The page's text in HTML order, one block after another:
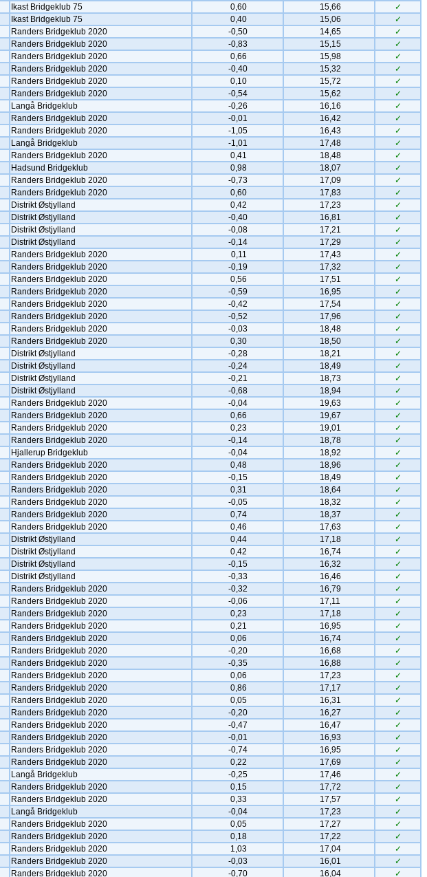
Ikast Bridgeklub 75 0,60 15,66
✓
Ikast Bridgeklub 75 0,40 15,06
✓
Randers Bridgeklub 2020 -0,50 14,65
✓
Randers Bridgeklub 2020 -0,83 15,15
✓
Randers Bridgeklub 2020 0,66 15,98
✓
Randers Bridgeklub 2020 -0,40 15,32
✓
Randers Bridgeklub 2020 0,10 15,72
✓
Randers Bridgeklub 2020 -0,54 15,62
✓
Langå Bridgeklub -0,26 16,16
✓
Randers Bridgeklub 2020 -0,01 16,42
✓
Randers Bridgeklub 2020 -1,05 16,43
✓
Langå Bridgeklub -1,01 17,48
✓
Randers Bridgeklub 2020 0,41 18,48
✓
Hadsund Bridgeklub 0,98 18,07
✓
Randers Bridgeklub 2020 -0,73 17,09
✓
Randers Bridgeklub 2020 0,60 17,83
✓
Distrikt Østjylland 0,42 17,23
✓
Distrikt Østjylland -0,40 16,81
✓
Distrikt Østjylland -0,08 17,21
✓
Distrikt Østjylland -0,14 17,29
✓
Randers Bridgeklub 2020 0,11 17,43
✓
Randers Bridgeklub 2020 -0,19 17,32
✓
Randers Bridgeklub 2020 0,56 17,51
✓
Randers Bridgeklub 2020 -0,59 16,95
✓
Randers Bridgeklub 2020 -0,42 17,54
✓
Randers Bridgeklub 2020 -0,52 17,96
✓
Randers Bridgeklub 2020 -0,03 18,48
✓
Randers Bridgeklub 2020 0,30 18,50
✓
Distrikt Østjylland -0,28 18,21
✓
Distrikt Østjylland -0,24 18,49
✓
Distrikt Østjylland -0,21 18,73
✓
Distrikt Østjylland -0,68 18,94
✓
Randers Bridgeklub 2020 -0,04 19,63
✓
Randers Bridgeklub 2020 0,66 19,67
✓
Randers Bridgeklub 2020 0,23 19,01
✓
Randers Bridgeklub 2020 -0,14 18,78
✓
Hjallerup Bridgeklub -0,04 18,92
✓
Randers Bridgeklub 2020 0,48 18,96
✓
Randers Bridgeklub 2020 -0,15 18,49
✓
Randers Bridgeklub 2020 0,31 18,64
✓
Randers Bridgeklub 2020 -0,05 18,32
✓
Randers Bridgeklub 2020 0,74 18,37
✓
Randers Bridgeklub 2020 0,46 17,63
✓
Distrikt Østjylland 0,44 17,18
✓
Distrikt Østjylland 0,42 16,74
✓
Distrikt Østjylland -0,15 16,32
✓
Distrikt Østjylland -0,33 16,46
✓
Randers Bridgeklub 2020 -0,32 16,79
✓
Randers Bridgeklub 2020 -0,06 17,11
✓
Randers Bridgeklub 2020 0,23 17,18
✓
Randers Bridgeklub 2020 0,21 16,95
✓
Randers Bridgeklub 2020 0,06 16,74
✓
Randers Bridgeklub 2020 -0,20 16,68
✓
Randers Bridgeklub 2020 -0,35 16,88
✓
Randers Bridgeklub 2020 0,06 17,23
✓
Randers Bridgeklub 2020 0,86 17,17
✓
Randers Bridgeklub 2020 0,05 16,31
✓
Randers Bridgeklub 2020 -0,20 16,27
✓
Randers Bridgeklub 2020 -0,47 16,47
✓
Randers Bridgeklub 2020 -0,01 16,93
✓
Randers Bridgeklub 2020 -0,74 16,95
✓
Randers Bridgeklub 2020 0,22 17,69
✓
Langå Bridgeklub -0,25 17,46
✓
Randers Bridgeklub 2020 0,15 17,72
✓
Randers Bridgeklub 2020 0,33 17,57
✓
Langå Bridgeklub -0,04 17,23
✓
Randers Bridgeklub 2020 0,05 17,27
✓
Randers Bridgeklub 2020 0,18 17,22
✓
Randers Bridgeklub 2020 1,03 17,04
✓
Randers Bridgeklub 2020 -0,03 16,01
✓
Randers Bridgeklub 2020 -0,70 16,04 ✓